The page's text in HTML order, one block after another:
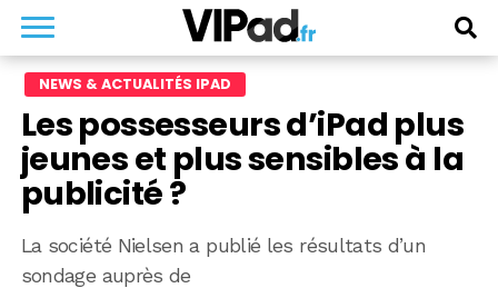
NEWS & ACTUALITÉS IPAD
Les possesseurs d’iPad plus
jeunes et plus sensibles à la
publicité ?
La société Nielsen a publié les résultats d’un
sondage auprès de